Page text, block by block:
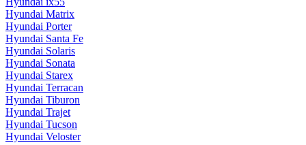
Hyundai Matrix
Hyundai Porter
Hyundai Santa Fe
Hyundai Solaris
Hyundai Sonata
Hyundai Starex
Hyundai Terracan
Hyundai Tiburon
Hyundai Trajet
Hyundai Tucson
Hyundai Veloster